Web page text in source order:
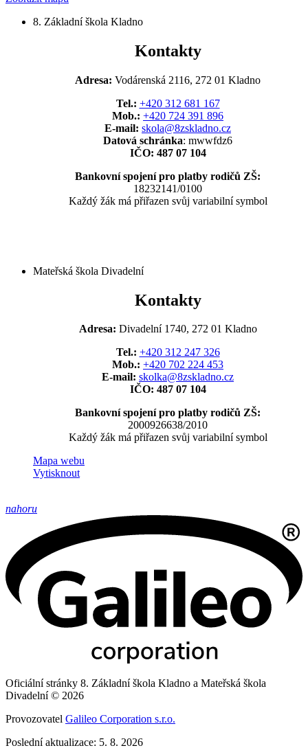
8. Základní škola Kladno
Kontakty
Adresa: Vodárenská 2116, 272 01 Kladno
Tel.: +420 312 681 167
Mob.: +420 724 391 896
E-mail: skola@8zskladno.cz
Datová schránka: mwwfdz6
IČO: 487 07 104
Bankovní spojení pro platby rodičů ZŠ:
18232141/0100
Každý žák má přiřazen svůj variabilní symbol
Mateřská škola Divadelní
Kontakty
Adresa: Divadelní 1740, 272 01 Kladno
Tel.: +420 312 247 326
Mob.: +420 702 224 453
E-mail: skolka@8zskladno.cz
IČO: 487 07 104
Bankovní spojení pro platby rodičů ZŠ:
2000926638/2010
Každý žák má přiřazen svůj variabilní symbol
Mapa webu
Vytisknout
nahoru
Oficiální stránky 8. Základní škola Kladno a Mateřská škola
Divadelní © 2026
Provozovatel Galileo Corporation s.r.o.
Poslední aktualizace: 5. 8. 2026